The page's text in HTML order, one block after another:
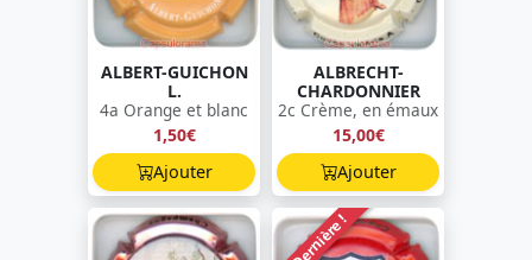
ALBERT-GUICHON
L.
4a Orange et blanc
1,50€
Ajouter
ALBRECHT-
CHARDONNIER
2c Crème, en émaux
15,00€
Ajouter
Dernière !